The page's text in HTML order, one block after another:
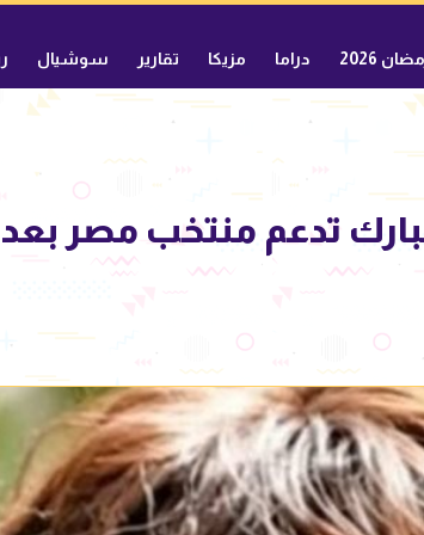
2026 دراما مزيكا تقارير سوشيال
تدعم منتخب مصر